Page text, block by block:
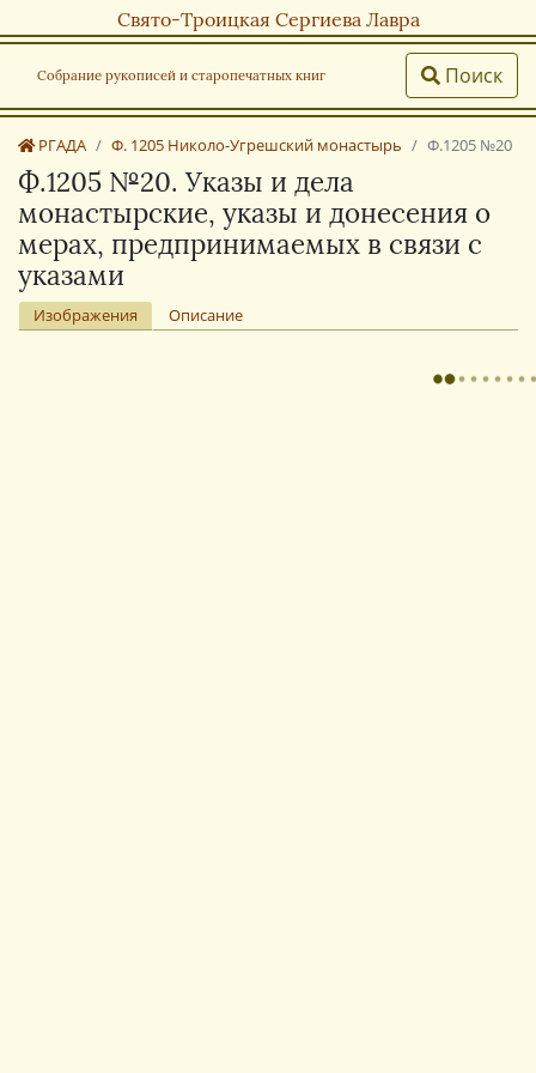
Свято-Троицкая Сергиева Лавра
Собрание рукописей и старопечатных книг Поиск
РГАДА Ф. 1205 Николо-Угрешский монастырь Ф.1205 №20
Ф.1205 №20. Указы и дела
монастырские, указы и донесения о
мерах, предпринимаемых в связи с
указами
Изображения Описание